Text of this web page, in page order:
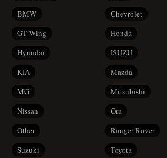
BMW
Chevrolet
GT Wing
Honda
Hyundai
ISUZU
KIA
Mazda
MG
Mitsubishi
Nissan
Ora
Other
Ranger Rover
Suzuki
Toyota